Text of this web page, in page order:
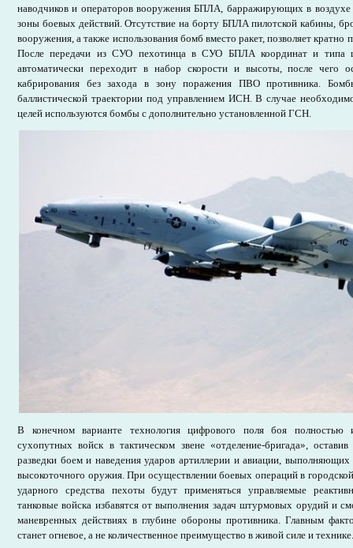
наводчиков и операторов вооружения БПЛА, барражирующих в воздухе
зоны боевых действий. Отсутствие на борту БПЛА пилотской кабины,
вооружения, а также использования бомб вместо ракет, позволяет кратно
После передачи из СУО пехотинца в СУО БПЛА координат и типа
автоматически переходит в набор скорости и высоты, после чего
кабрирования без захода в зону поражения ПВО противника.
баллистической траектории под управлением ИСН. В случае
целей используются бомбы с дополнительно установленной ГСН.
В конечном варианте технология цифрового поля боя полностью
сухопутных войск в тактическом звене «отделение-бригада»,
разведки боем и наведения ударов артиллерии и авиации,
высокоточного оружия. При осуществлении боевых операций в городской
ударного средства пехоты будут применяться управляемые
танковые войска избавятся от выполнения задач штурмовых орудий и
маневренных действиях в глубине обороны противника. Главным
станет огневое, а не количественное преимущество в живой силе и технике.